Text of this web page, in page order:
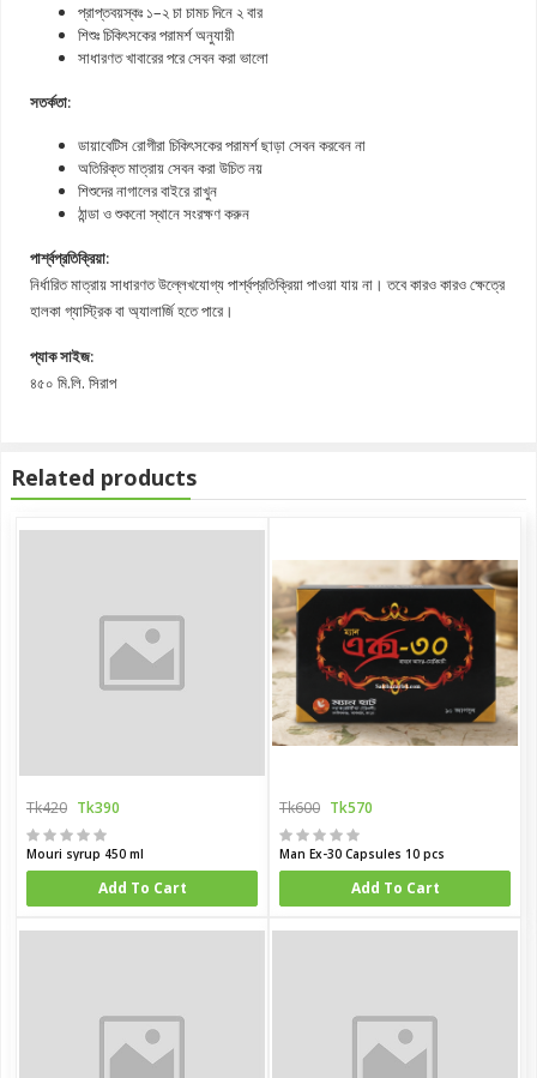
প্রাপ্তবয়স্কঃ ১–২ চা চামচ দিনে ২ বার
শিশুঃ চিকিৎসকের পরামর্শ অনুযায়ী
সাধারণত খাবারের পরে সেবন করা ভালো
সতর্কতা:
ডায়াবেটিস রোগীরা চিকিৎসকের পরামর্শ ছাড়া সেবন করবেন না
অতিরিক্ত মাত্রায় সেবন করা উচিত নয়
শিশুদের নাগালের বাইরে রাখুন
ঠান্ডা ও শুকনো স্থানে সংরক্ষণ করুন
পার্শ্বপ্রতিক্রিয়া:
নির্ধারিত মাত্রায় সাধারণত উল্লেখযোগ্য পার্শ্বপ্রতিক্রিয়া পাওয়া যায় না। তবে কারও কারও ক্ষেত্রে
হালকা গ্যাস্ট্রিক বা অ্যালার্জি হতে পারে।
প্যাক সাইজ:
৪৫০ মি.লি. সিরাপ
Related products
Tk420 Tk390
Mouri syrup 450 ml
Add To Cart
Tk600 Tk570
Man Ex-30 Capsules 10 pcs
Add To Cart